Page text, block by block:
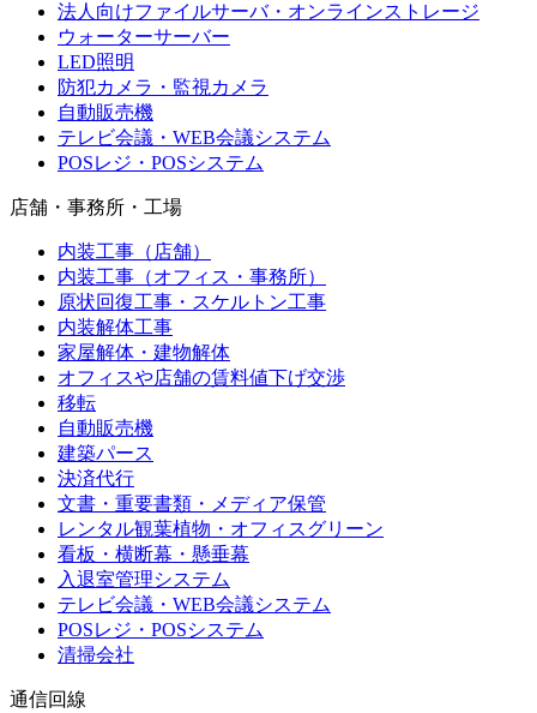
法人向けファイルサーバ・オンラインストレージ
ウォーターサーバー
LED照明
防犯カメラ・監視カメラ
自動販売機
テレビ会議・WEB会議システム
POSレジ・POSシステム
店舗・事務所・工場
内装工事（店舗）
内装工事（オフィス・事務所）
原状回復工事・スケルトン工事
内装解体工事
家屋解体・建物解体
オフィスや店舗の賃料値下げ交渉
移転
自動販売機
建築パース
決済代行
文書・重要書類・メディア保管
レンタル観葉植物・オフィスグリーン
看板・横断幕・懸垂幕
入退室管理システム
テレビ会議・WEB会議システム
POSレジ・POSシステム
清掃会社
通信回線